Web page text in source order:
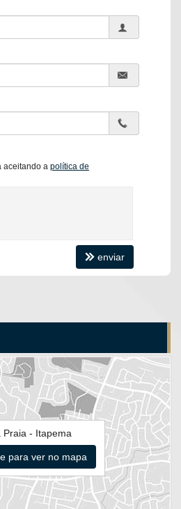
a política de
enviar
Praia - Itapema
para ver no mapa